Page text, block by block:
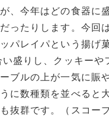
、今年はどの食器に
ったりします。今回
パレイパという揚げ
盛りし、クッキー
ブルの上が一気に賑
に数種類を並べると
抜群です。（スコー